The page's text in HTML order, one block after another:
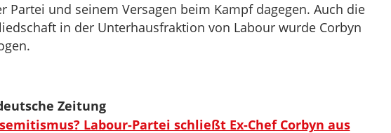
Partei und seinem Versagen beim Kampf dagegen. Auch die
in der Unterhausfraktion von Labour wurde Corbyn
Zeitung
Labour-Partei schließt Ex-Chef Corbyn aus